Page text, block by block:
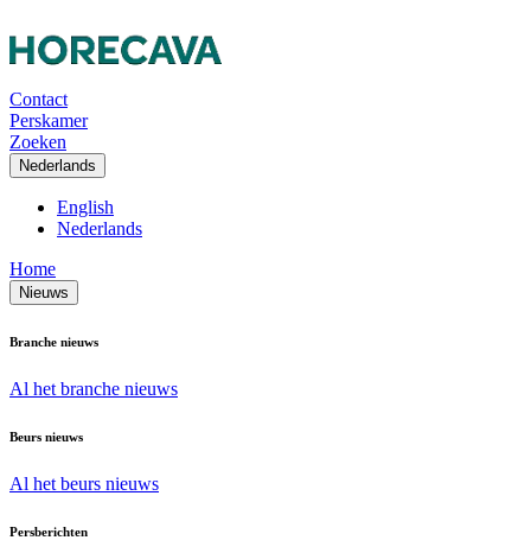
Contact
Perskamer
Zoeken
Nederlands
English
Nederlands
Home
Nieuws
Branche nieuws
Al het branche nieuws
Beurs nieuws
Al het beurs nieuws
Persberichten